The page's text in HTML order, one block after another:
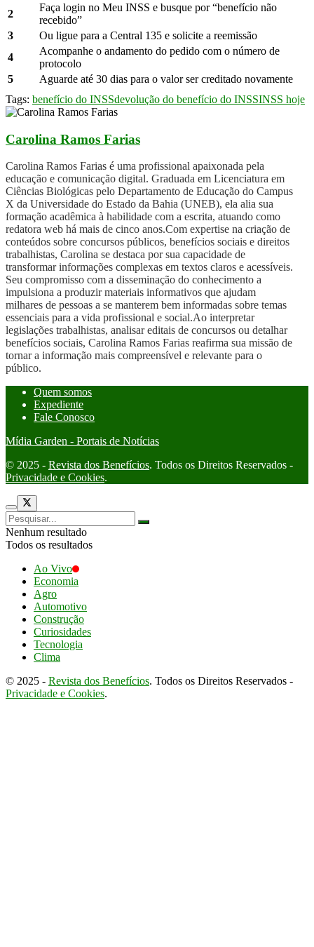
2
Faça login no Meu INSS e busque por “benefício não
recebido”
3
Ou ligue para a Central 135 e solicite a reemissão
4
Acompanhe o andamento do pedido com o número de
protocolo
5
Aguarde até 30 dias para o valor ser creditado novamente
Tags: benefício do INSSdevolução do benefício do INSSINSS hoje
Carolina Ramos Farias
Carolina Ramos Farias é uma profissional apaixonada pela
educação e comunicação digital. Graduada em Licenciatura em
Ciências Biológicas pelo Departamento de Educação do Campus
X da Universidade do Estado da Bahia (UNEB), ela alia sua
formação acadêmica à habilidade com a escrita, atuando como
redatora web há mais de cinco anos.Com expertise na criação de
conteúdos sobre concursos públicos, benefícios sociais e direitos
trabalhistas, Carolina se destaca por sua capacidade de
transformar informações complexas em textos claros e acessíveis.
Seu compromisso com a disseminação do conhecimento a
impulsiona a produzir materiais informativos que ajudam
milhares de pessoas a se manterem bem informadas sobre temas
essenciais para a vida profissional e social.Ao interpretar
legislações trabalhistas, analisar editais de concursos ou detalhar
benefícios sociais, Carolina Ramos Farias reafirma sua missão de
tornar a informação mais compreensível e relevante para o
público.
Quem somos
Expediente
Fale Conosco
Mídia Garden - Portais de Notícias
© 2025 - Revista dos Benefícios. Todos os Direitos Reservados -
Privacidade e Cookies.
Nenhum resultado
Todos os resultados
Ao Vivo
Economia
Agro
Automotivo
Construção
Curiosidades
Tecnologia
Clima
© 2025 - Revista dos Benefícios. Todos os Direitos Reservados -
Privacidade e Cookies.